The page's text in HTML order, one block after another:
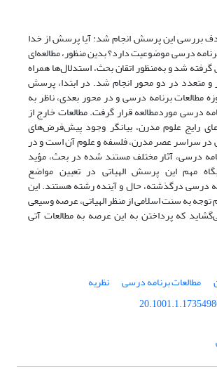
بررسی این پرسش انجام شد: آیا پرسش از خدا
درسی موضوعیت دارد؟ بدین منظور، مطالعه‌ای
شد و به‌منظور اتقان بحث، استدلال‌ها همراه
و متعدد در دو محور انجام شد. در ابتدا، پرسش
مطالعات برنامه درسی و در محور بعدی، ناظر به
درسی موردمطالعه قرار گرفت. مطالعات خارج از
رایج علوم مدرن، بیانگر وجود پیش‌فرض‌های
در سراسر عصر مدرن، فلسفه و علوم آن است و در
درسی، آثار مختلف مستند شده در بحث، مؤید
مهم این پرسش الهیاتی در تعیین مواضع
درسی درگذشته، حال و آینده رشته هستند. این
توجه به سنت اسلامی از منظر الهیاتی، عرصه وسیعی
که پرداختن به این عرصه به مطالعات آتی
مطالعات برنامه درسی
نظریه